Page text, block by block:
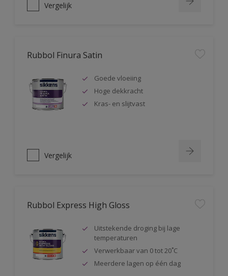
Vergelijk
Rubbol Finura Satin
Goede vloeiing
Hoge dekkracht
Kras- en slijtvast
Vergelijk
Rubbol Express High Gloss
Uitstekende droging bij lage
temperaturen
Verwerkbaar van 0 tot 20˚C
Meerdere lagen op één dag